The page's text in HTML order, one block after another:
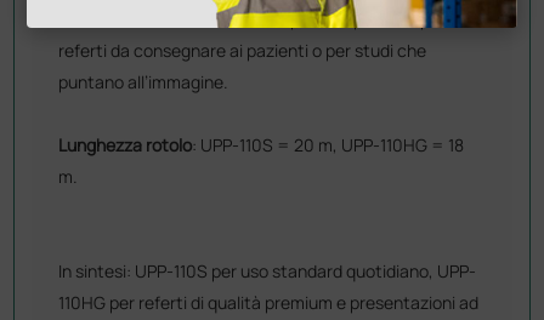
elevato e un risultato visivo superiore, perfetto per
referti da consegnare ai pazienti o per studi che
puntano all’immagine.
Lunghezza rotolo: UPP-110S = 20 m, UPP-110HG = 18
m.
In sintesi: UPP-110S per uso standard quotidiano, UPP-
110HG per referti di qualità premium e presentazioni ad